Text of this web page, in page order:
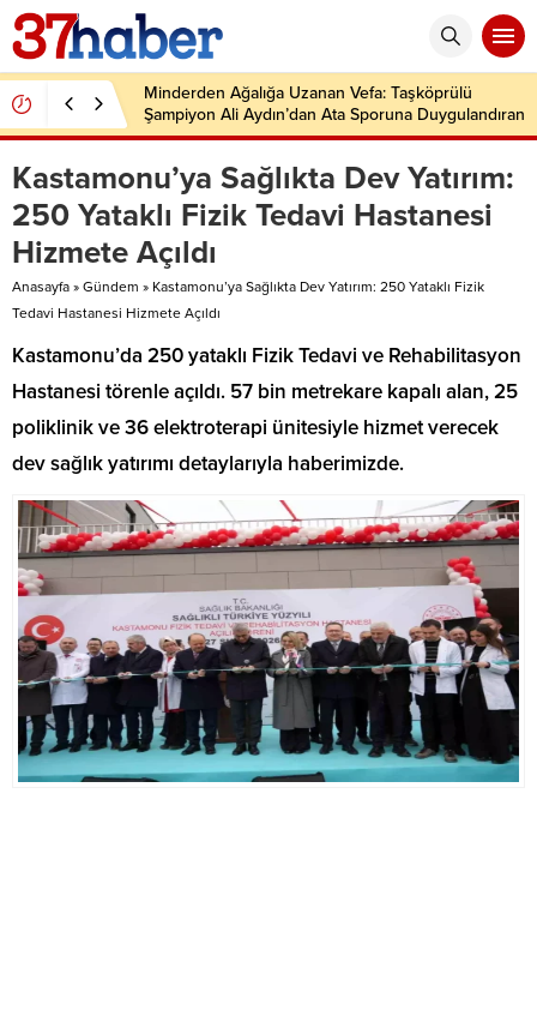
Minderden Ağalığa Uzanan Vefa: Taşköprülü
Şampiyon Ali Aydın’dan Ata Sporuna Duygulandıran
Dönüş
Kastamonu’ya Sağlıkta Dev Yatırım:
250 Yataklı Fizik Tedavi Hastanesi
Hizmete Açıldı
Anasayfa » Gündem » Kastamonu’ya Sağlıkta Dev Yatırım: 250 Yataklı Fizik
Tedavi Hastanesi Hizmete Açıldı
Kastamonu’da 250 yataklı Fizik Tedavi ve Rehabilitasyon
Hastanesi törenle açıldı. 57 bin metrekare kapalı alan, 25
poliklinik ve 36 elektroterapi ünitesiyle hizmet verecek
dev sağlık yatırımı detaylarıyla haberimizde.